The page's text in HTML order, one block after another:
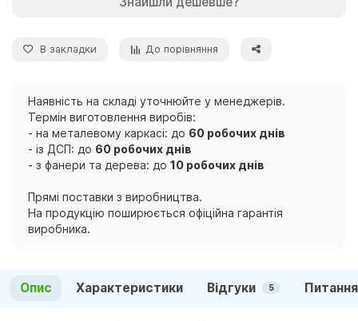
В закладки До порівняння
Наявність на складі уточнюйте у менеджерів.
Термін виготовлення виробів:
- на металевому каркасі: до 60 робочих днів
- із ДСП: до 60 робочих днів
- з фанери та дерева: до 10 робочих днів
Прямі поставки з виробництва.
На продукцію поширюється офіційна гарантія
виробника.
Опис Характеристики Відгуки 5